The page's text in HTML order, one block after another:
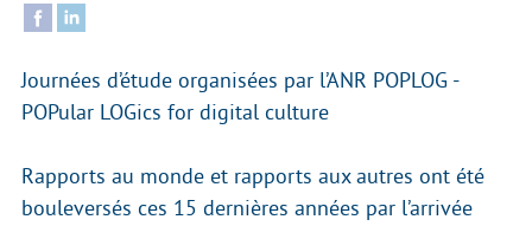
Journées d’étude organisées par l’ANR POPLOG -
POPular LOGics for digital culture
Rapports au monde et rapports aux autres ont été
bouleversés ces 15 dernières années par l’arrivée